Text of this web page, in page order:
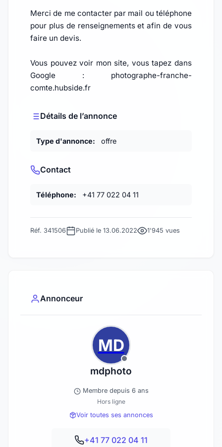
Merci de me contacter par mail ou téléphone
pour plus de renseignements et afin de vous
faire un devis.
Vous pouvez voir mon site, vous tapez dans
Google : photographe-franche-
comte.hubside.fr
Détails de l’annonce
Type d'annonce: offre
Contact
Téléphone: +41 77 022 04 11
Réf. 341506 Publié le 13.06.2022 1'945 vues
Annonceur
MD
mdphoto
Membre depuis 6 ans
Hors ligne
Voir toutes ses annonces
+41 77 022 04 11